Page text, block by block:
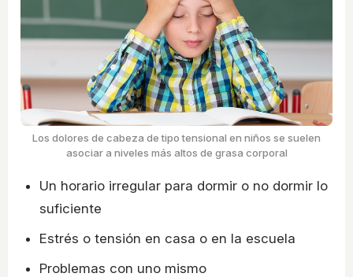
Los dolores de cabeza de tipo tensional en niños se suelen
asociar a niveles más altos de grasa corporal
Un horario irregular para dormir o no dormir lo
suficiente
Estrés o tensión en casa o en la escuela
Problemas con uno mismo